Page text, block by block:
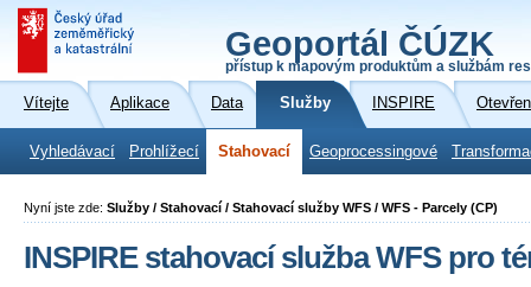
Geoportál ČÚZK
přístup k mapovým produktům a službám
Vítejte Aplikace Data Služby INSPIRE
Vyhledávací Prohlížecí Stahovací Geoprocessingové
Nyní jste zde: Služby / Stahovací / Stahovací služby WFS / WFS - Parcely (CP)
INSPIRE stahovací služba WFS pro